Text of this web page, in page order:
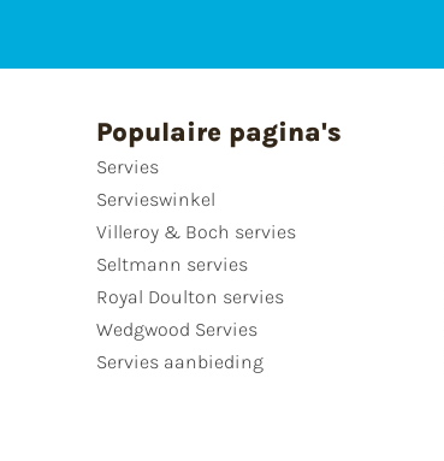
Populaire pagina's
Servies
Servieswinkel
Villeroy & Boch servies
Seltmann servies
Royal Doulton servies
Wedgwood Servies
Servies aanbieding